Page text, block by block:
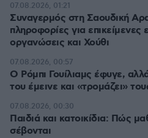
Συναγερμός στη Σαουδική
πληροφορίες για επικείμενες
οργανώσεις και Χούθι
07.08.2026, 01:21
Ο Ρόμπι Γουίλιαμς έφυγε,
του έμεινε και «τρομάζει»
07.08.2026, 00:57
Παιδιά και κατοικίδια: Πώς
σέβονται
07.08.2026, 00:30